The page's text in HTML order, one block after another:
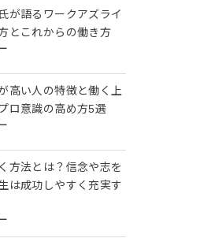
が語るワークアズライ
とこれからの働き方
高い人の特徴と働く上
ロ意識の高め方5選
方法とは？信念や志を
は成功しやすく充実す